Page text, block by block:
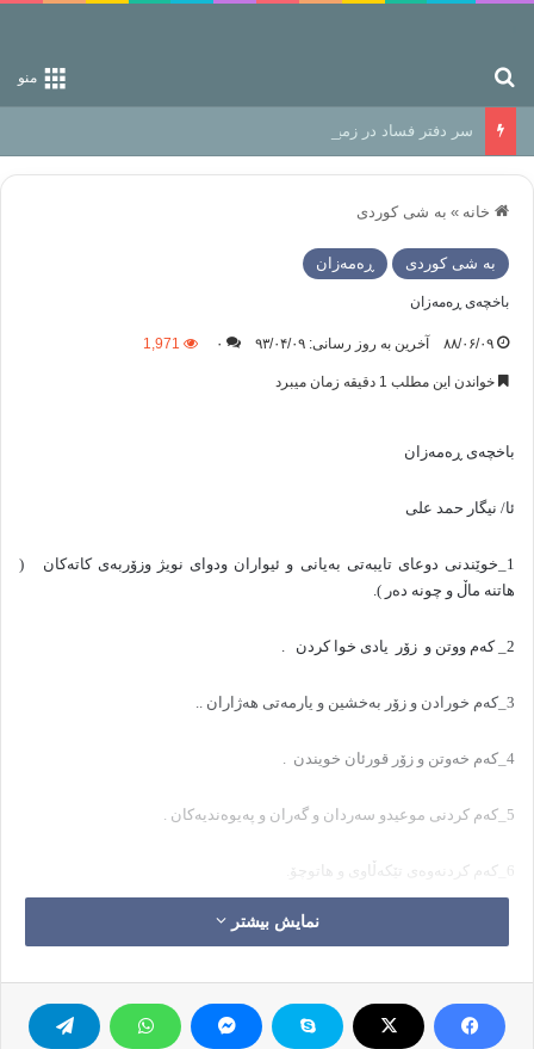
منو
سر دفتر فساد در زمین‌، دوری وکناره‌گیری از راه خداست‌!
خانه » به شی کوردی
به شی کوردی ڕه‌مه‌زان
باخچەی ڕەمەزان
۸۸/۰۶/۰۹ آخرین به روز رسانی: ۹۳/۰۴/۰۹ ۰ 1,971
خواندن این مطلب 1 دقیقه زمان میبرد
باخچەی ڕەمەزان
ئا/ نیگار حمد علی
1_خوێندنی دوعای تایبەتی بەیانی و ئیواران ودوای نویژ وزۆربەی كاتەكان
(
هاتنە ماڵ و چونە دەر ).
2_ كەم ووتن و زۆر یادی خوا كردن .
3_كەم خورادن و زۆر بەخشین و یارمەتی هەژاران ..
4_كەم خەوتن و زۆر قورئان خویندن .
5_كەم كردنی موعیدو سەردان و گەران و پەیوەندیەكان .
6_كەم كردنەوەی تێكەڵاوی و هاتوچۆ.
كاری پێویست .
8_ چاو گرتن و ڕەوشت جوانی و زوهد لە دونیا و یادی مردن .
لە ( غەیبەت , باس كردن , قسە هێنان و بردن , درۆ , ڕیایی
نمایش بیشتر